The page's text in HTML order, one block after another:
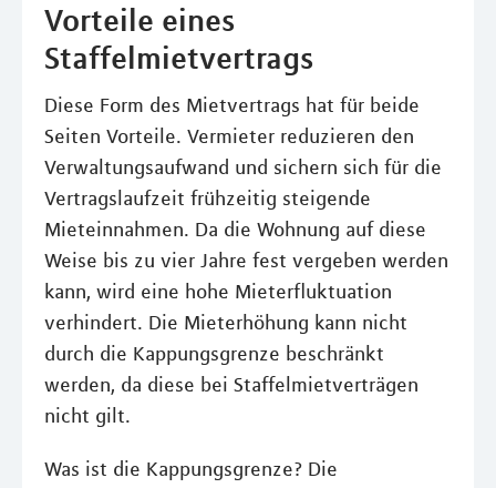
Vorteile eines
Staffelmietvertrags
Diese Form des Mietvertrags hat für beide
Seiten Vorteile. Vermieter reduzieren den
Verwaltungsaufwand und sichern sich für die
Vertragslaufzeit frühzeitig steigende
Mieteinnahmen. Da die Wohnung auf diese
Weise bis zu vier Jahre fest vergeben werden
kann, wird eine hohe Mieterfluktuation
verhindert. Die Mieterhöhung kann nicht
durch die Kappungsgrenze beschränkt
werden, da diese bei Staffelmietverträgen
nicht gilt.
Was ist die Kappungsgrenze? Die